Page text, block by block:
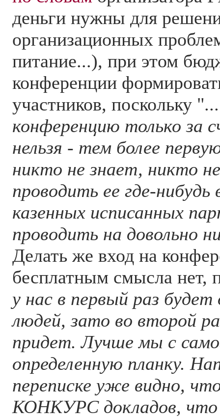
деньги нужны для
организационных
питание...), при этом
конференции
участников, поскольку "
конференцию только за
нельзя - тем более
никто не знает, никто
проводить ее где-
казенных исписанных
проводить на довольно
Делать же вход на
бесплатным смысла нет,
у нас в первый раз будет
людей, зато во второй
придет. Лучше мы с
определенную планку.
переписке уже видно,
КОНКУРС докладов, что